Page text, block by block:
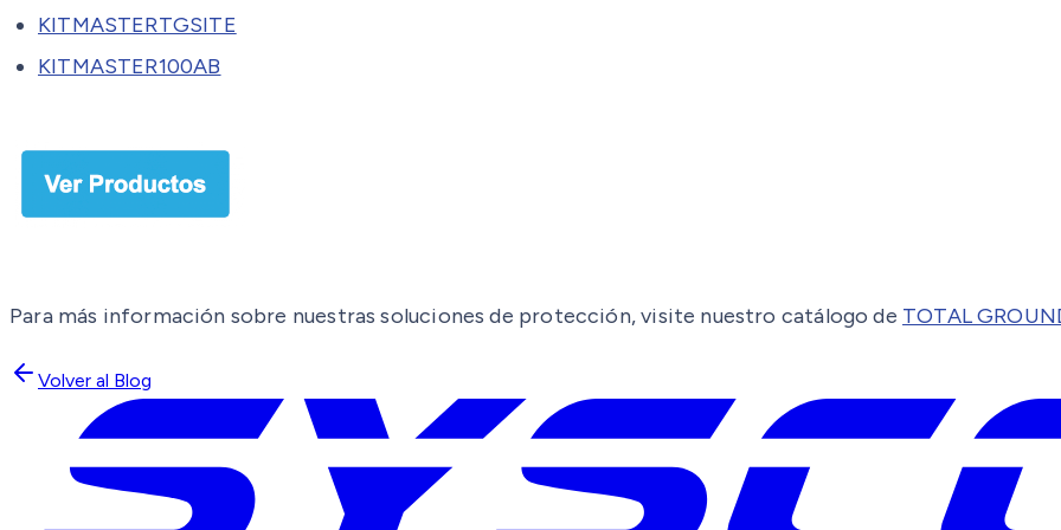
KITMASTERTGSITE
KITMASTER100AB
Para más información sobre nuestras soluciones de protección, visite nuestro catálogo de TOTAL
Volver al Blog